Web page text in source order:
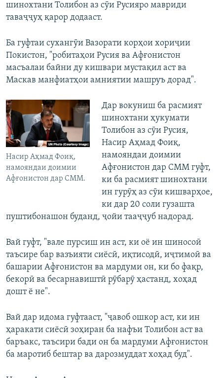
шинохтани Толибон аз сӯи Русияро мавриди
таваҷҷуҳ қарор додааст.
Ба гуфтаи сухангӯи Вазорати корҳои хориҷии
Покистон, "робитаҳои Русия ва Афғонистон
масъалаи байни ду кишвари мустақил аст ва
Маскав манфиатҳои амниятии машруъ дорад".
Насир Аҳмад Фоиқ,
намояндаи доимии
Афғонистон дар СММ.
Дар вокуниш ба расмият
шинохтани ҳукумати
Толибон аз сӯи Русия,
Насир Аҳмад Фоиқ,
намояндаи доимии
Афғонистон дар СММ гуфт,
ки ба расмият шинохтани
ин гурӯҳ аз сӯи кишварҳое,
ки дар 20 соли гузашта
пуштибонашон буданд, ҷойи тааҷҷуб надорад.
Вай гуфт, "вале пурсиш ин аст, ки оё ин шиносоӣ
таъсире бар вазъияти сиёсӣ, иқтисодӣ, иҷтимоӣ ва
башарии Афғонистон ва мардуми он, ки бо фақр,
бекорӣ ва бесарнавиштӣ рӯбарӯ ҳастанд, хоҳад
дошт ё не".
Вай дар идома гуфтааст, "ҷавоб ошкор аст, ки ин
ҳаракати сиёсӣ зоҳиран ба нафъи Толибон аст ва
баръакс, таъсири бади он ба мардуми Афғонистон
ба маротиб бештар ва дарозмуддат хоҳад буд".